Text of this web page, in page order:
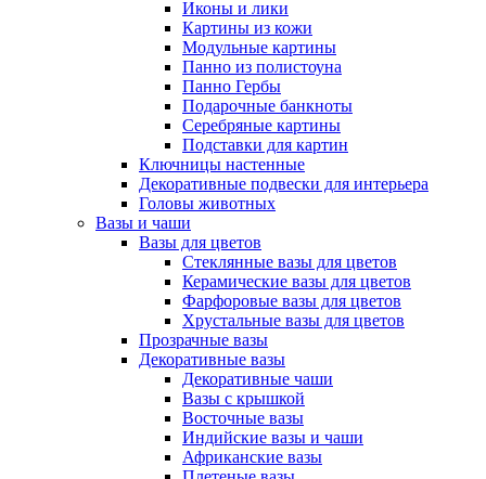
Иконы и лики
Картины из кожи
Модульные картины
Панно из полистоуна
Панно Гербы
Подарочные банкноты
Серебряные картины
Подставки для картин
Ключницы настенные
Декоративные подвески для интерьера
Головы животных
Вазы и чаши
Вазы для цветов
Стеклянные вазы для цветов
Керамические вазы для цветов
Фарфоровые вазы для цветов
Хрустальные вазы для цветов
Прозрачные вазы
Декоративные вазы
Декоративные чаши
Вазы с крышкой
Восточные вазы
Индийские вазы и чаши
Африканские вазы